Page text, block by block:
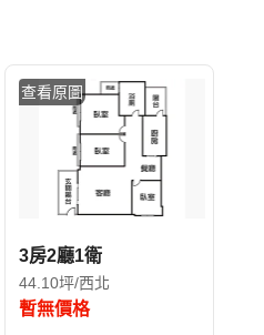
查看原圖
3房2廳1衛
44.10坪/西北
暫無價格